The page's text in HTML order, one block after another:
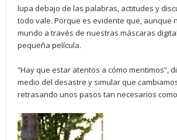
lupa debajo de las palabras, actitudes y
todo vale. Porque es evidente que,
mundo a través de nuestras máscaras
pequeña película.
“Hay que estar atentos a cómo mentimos”,
medio del desastre y simular que
retrasando unos pasos tan necesarios